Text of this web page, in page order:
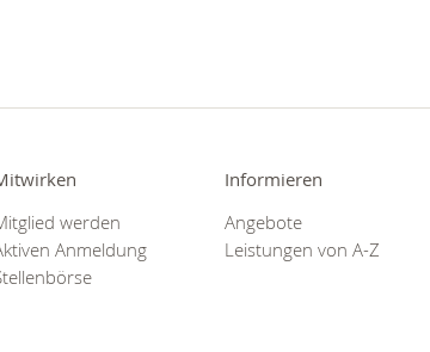
werden
Anmeldung
Informieren
Angebote
Leistungen von A-Z